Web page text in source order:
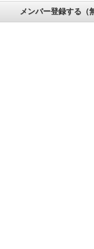
メンバー登録する（